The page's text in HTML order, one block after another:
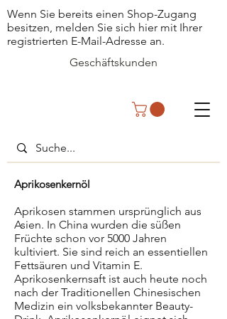
Geschäftskunden
Wenn Sie bereits einen Shop-Zugang
besitzen, melden Sie sich hier mit Ihrer
registrierten E-Mail-Adresse an.
Aprikosenkernöl
Aprikosen stammen ursprünglich aus
Asien. In China wurden die süßen
Früchte schon vor 5000 Jahren
kultiviert. Sie sind reich an essentiellen
Fettsäuren und Vitamin E.
Aprikosenkernsaft ist auch heute noch
nach der Traditionellen Chinesischen
Medizin ein volksbekannter Beauty-